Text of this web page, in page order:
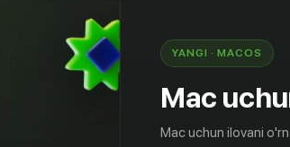
18 +
YANGI · MACOS
Mac
Mac uchun ilovani